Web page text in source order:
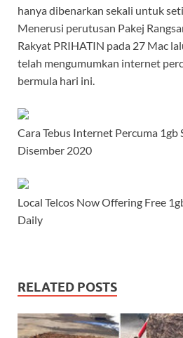
hanya dibenarkan sekali untuk
Menerusi perutusan Pakej
Rakyat PRIHATIN pada 27 Mac
telah mengumumkan internet
bermula hari ini.
Cara Tebus Internet Percuma 1gb
Disember 2020
Local Telcos Now Offering Free
Daily
RELATED POSTS